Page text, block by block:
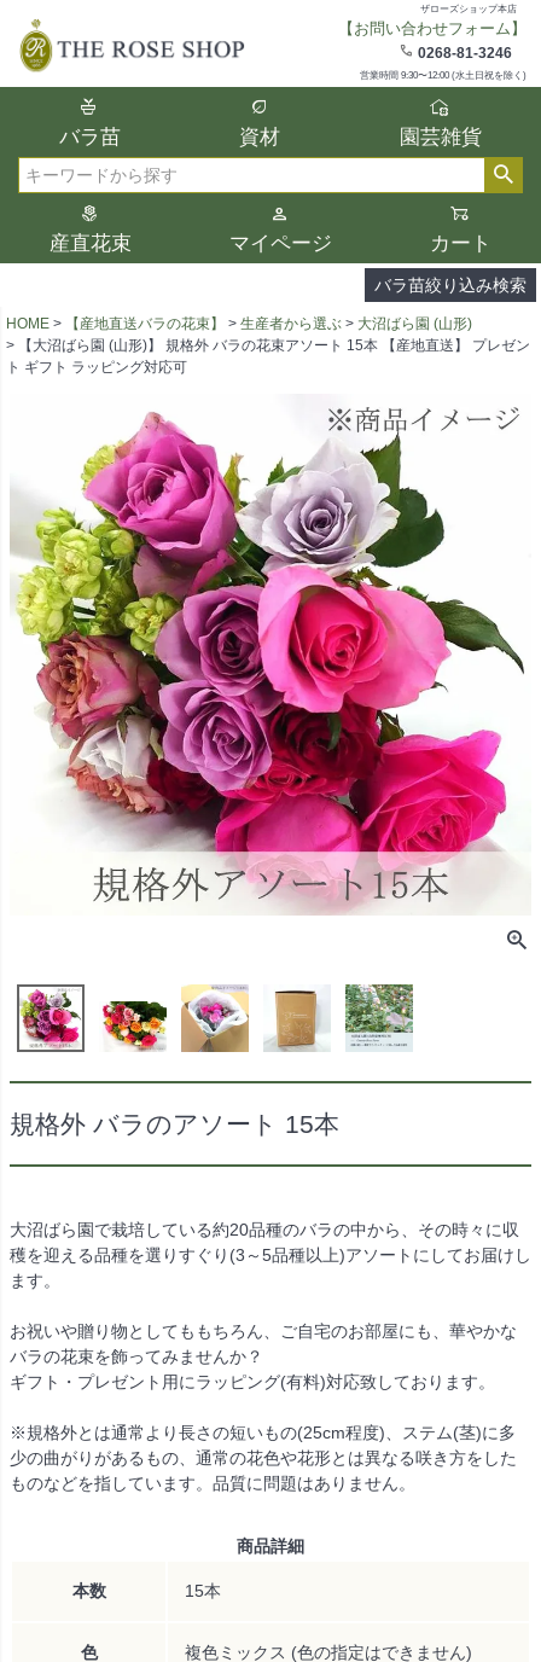
ザローズショップ本店
【お問い合わせフォーム】
0268-81-3246
営業時間 9:30〜12:00 (水土日祝を除く)
バラ苗 資材 園芸雑貨
産直花束 マイページ カート
バラ苗絞り込み検索
在庫
在庫ありのみ表示
検索
複数の条件を選択して絞り込み検索が可能
選択した項目全てに該当する品種のみ検索
結果に表示されます。
タイプ、カラー、ブランドなどは1つずつ選
択してください。
HOME 【産地直送バラの花束】 生産者から選ぶ
大沼ばら園 (山形)
【大沼ばら園 (山形)】 規格外 バラの花束アソート 15本 【産地直送】 プレゼン
ト ギフト ラッピング対応可
規格外 バラのアソート 15本
大沼ばら園で栽培している約20品種のバラの中から、その時々に収
穫を迎える品種を選りすぐり(3～5品種以上)アソートにしてお届けし
ます。
お祝いや贈り物としてももちろん、ご自宅のお部屋にも、華やかな
バラの花束を飾ってみませんか？
ギフト・プレゼント用にラッピング(有料)対応致しております。
※規格外とは通常より長さの短いもの(25cm程度)、ステム(茎)に多
少の曲がりがあるもの、通常の花色や花形とは異なる咲き方をした
ものなどを指しています。品質に問題はありません。
商品詳細
本数 15本
色 複色ミックス (色の指定はできません)